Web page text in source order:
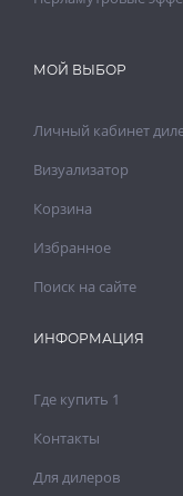
МОЙ ВЫБОР
Личный кабинет
Визуализатор
Корзина
Избранное
Поиск на сайте
ИНФОРМАЦИЯ
Где купить 1
Контакты
Для дилеров